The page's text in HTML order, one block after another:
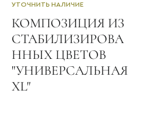
УТОЧНИТЬ НАЛИЧИЕ
КОМПОЗИЦИЯ ИЗ
СТАБИЛИЗИРОВА
ННЫХ ЦВЕТОВ
"УНИВЕРСАЛЬНАЯ
XL"